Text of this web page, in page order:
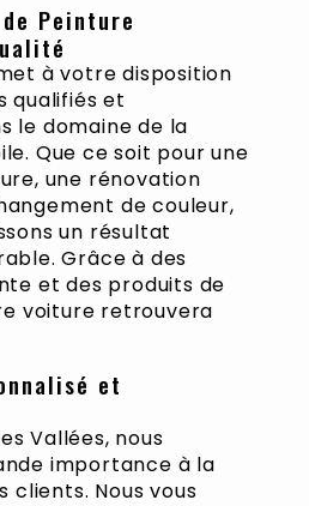
Peinture
à votre disposition
qualifiés et
le domaine de la
Que ce soit pour une
une rénovation
de couleur,
un résultat
Grâce à des
et des produits de
voiture retrouvera
et
Vallées, nous
importance à la
clients. Nous vous